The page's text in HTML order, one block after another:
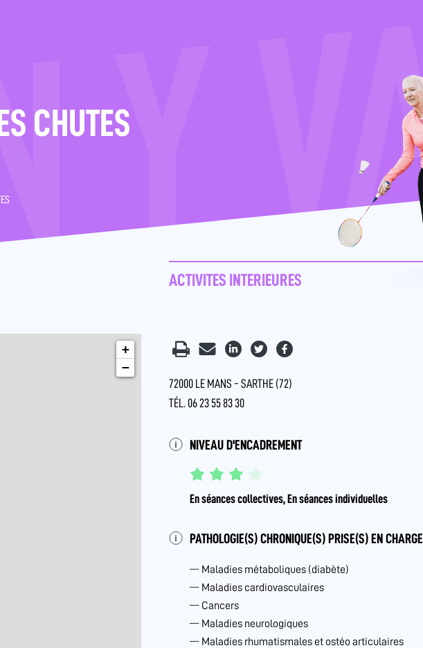
CHUTES
+
−
ACTIVITÉS INTÉRIEURES
72000 LE MANS - SARTHE (72)
TÉL. 06 23 55 83 30
NIVEAU D'ENCADREMENT
En séances collectives, En séances individuelles
PATHOLOGIE(S) CHRONIQUE(S) PRISE(S) EN CHARGE
Maladies métaboliques (diabète)
Maladies cardiovasculaires
Cancers
Maladies neurologiques
Maladies rhumatismales et ostéo articulaires